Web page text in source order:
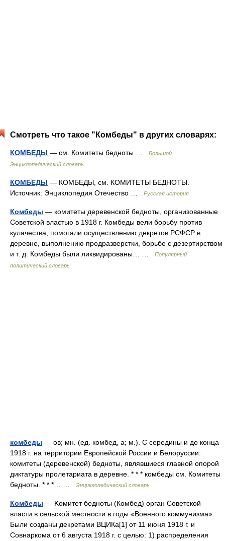
Смотреть что такое "Комбеды" в других словарях:
КОМБЕДЫ — см. Комитеты бедноты …
Большой
Энциклопедический словарь
КОМБЕДЫ — КОМБЕДЫ, см. КОМИТЕТЫ БЕДНОТЫ.
Источник: Энциклопедия Отечество …
Русская история
Комбеды — комитеты деревенской бедноты, организованные
Советской властью в 1918 г. Комбеды вели борьбу против
кулачества, помогали осуществлению декретов РСФСР в
деревне, выполнению продразверстки, борьбе с дезертирством
и т. д. Комбеды были ликвидированы… …
Популярный
политический словарь
комбеды — ов; мн. (ед. комбед, а; м.). С середины и до конца
1918 г. на территории Европейской России и Белоруссии:
комитеты (деревенской) бедноты, являвшиеся главной опорой
диктатуры пролетариата в деревне. * * * комбеды см. Комитеты
бедноты. * * *… …
Энциклопедический словарь
Комбеды — Kомитет бедноты (Комбед) орган Советской
власти в сельской местности в годы «Военного коммунизма».
Были созданы декретами ВЦИКа[1] от 11 июня 1918 г. и
Совнаркома от 6 августа 1918 г. с целью: 1) распределения